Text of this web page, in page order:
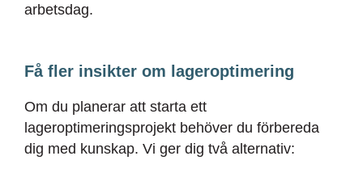
arbetsdag.
Få fler insikter om lageroptimering
Om du planerar att starta ett
lageroptimeringsprojekt behöver du förbereda
dig med kunskap. Vi ger dig två alternativ: